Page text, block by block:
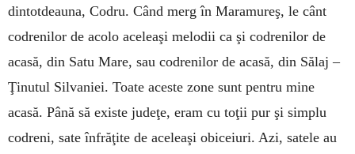
dintotdeauna, Codru. Când merg în Maramureş, le cânt
codrenilor de acolo aceleaşi melodii ca şi codrenilor de
acasă, din Satu Mare, sau codrenilor de acasă, din Sălaj –
Ţinutul Silvaniei. Toate aceste zone sunt pentru mine
acasă. Până să existe judeţe, eram cu toţii pur şi simplu
codreni, sate înfrăţite de aceleaşi obiceiuri. Azi, satele au